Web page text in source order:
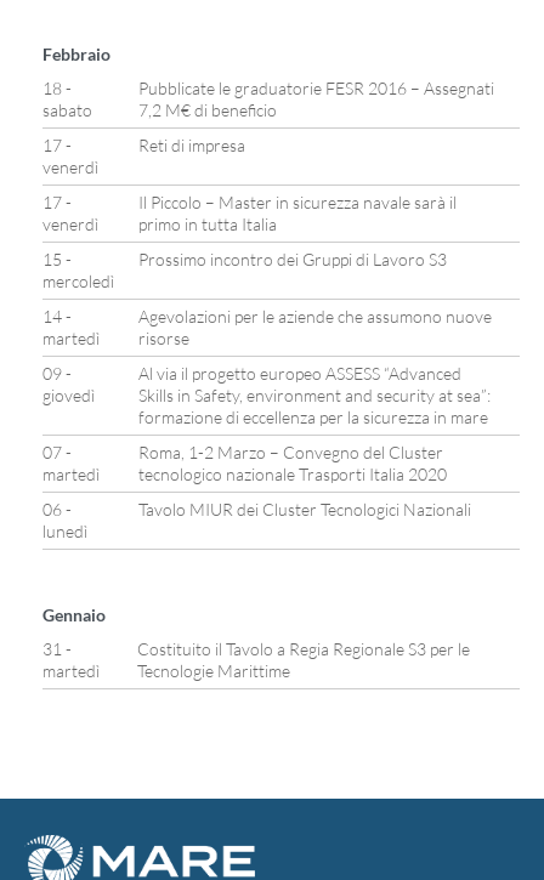
Febbraio
18 -
sabato
Pubblicate le graduatorie FESR 2016 – Assegnati
7,2 M€ di beneficio
17 -
venerdì
Reti di impresa
17 -
venerdì
Il Piccolo – Master in sicurezza navale sarà il
primo in tutta Italia
15 -
mercoledì
Prossimo incontro dei Gruppi di Lavoro S3
14 -
martedì
Agevolazioni per le aziende che assumono nuove
risorse
09 -
giovedì
Al via il progetto europeo ASSESS “Advanced
Skills in Safety, environment and security at sea”:
formazione di eccellenza per la sicurezza in mare
07 -
martedì
Roma, 1-2 Marzo – Convegno del Cluster
tecnologico nazionale Trasporti Italia 2020
06 -
lunedì
Tavolo MIUR dei Cluster Tecnologici Nazionali
Gennaio
31 -
martedì
Costituito il Tavolo a Regia Regionale S3 per le
Tecnologie Marittime